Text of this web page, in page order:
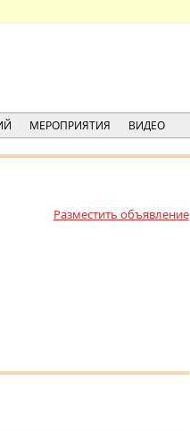
МЕРОПРИЯТИЯ ВИДЕО
Разместить объявление